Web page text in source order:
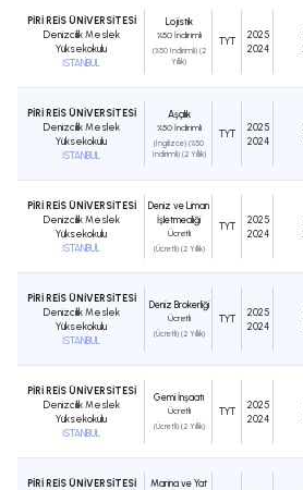
PİRİ REİS ÜNİVERSİTESİ
Denizcilik Meslek
Yüksekokulu
İSTANBUL
Lojistik
%50 İndirimli
(%50 İndirimli) (2
Yıllık)
TYT
2025
2024
PİRİ REİS ÜNİVERSİTESİ
Denizcilik Meslek
Yüksekokulu
İSTANBUL
Aşçılık
%50 İndirimli
(İngilizce) (%50
İndirimli) (2 Yıllık)
TYT
2025
2024
PİRİ REİS ÜNİVERSİTESİ
Denizcilik Meslek
Yüksekokulu
İSTANBUL
Deniz ve Liman
İşletmeciliği
Ücretli
(Ücretli) (2 Yıllık)
TYT
2025
2024
PİRİ REİS ÜNİVERSİTESİ
Denizcilik Meslek
Yüksekokulu
İSTANBUL
Deniz Brokerliği
Ücretli
(Ücretli) (2 Yıllık)
TYT
2025
2024
PİRİ REİS ÜNİVERSİTESİ
Denizcilik Meslek
Yüksekokulu
İSTANBUL
Gemi İnşaatı
Ücretli
(Ücretli) (2 Yıllık)
TYT
2025
2024
PİRİ REİS ÜNİVERSİTESİ
Marina ve Yat